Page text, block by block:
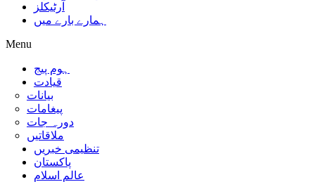
آرٹیکلز
ہمارے بارے میں
Menu
ہوم پیج
قیادت
بیانات
پیغامات
دورہ جات
ملاقاتیں
تنظیمی خبریں
پاکستان
عالم اسلام